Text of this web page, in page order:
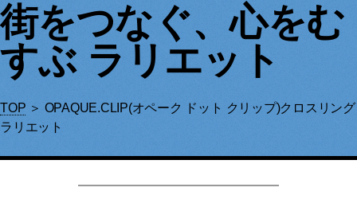
街をつなぐ、心をむ
すぶ ラリエット
TOP ＞ OPAQUE.CLIP(オペーク ドット クリップ)クロスリング
ラリエット